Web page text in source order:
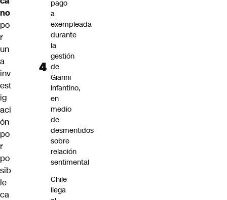
no
po
r
un
a
inv
est
ig
aci
ón
po
r
po
sib
le
ca
pago
a
exempleada
durante
la
gestión
de
Gianni
Infantino,
en
medio
de
desmentidos
sobre
relación
sentimental
Chile
llega